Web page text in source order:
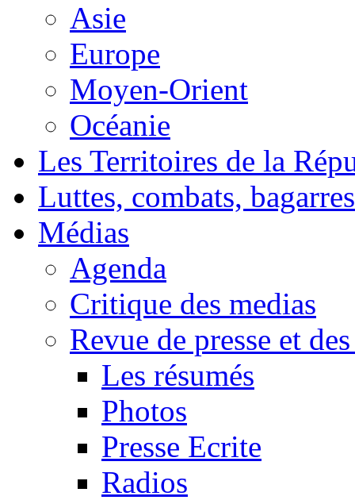
Asie
Europe
Moyen-Orient
Océanie
Les Territoires de la
Luttes, combats, bagarres
Médias
Agenda
Critique des medias
Revue de presse et
Les résumés
Photos
Presse Ecrite
Radios